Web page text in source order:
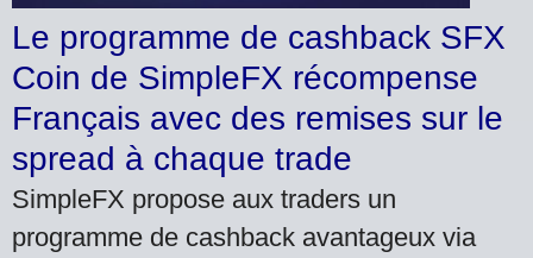
Le programme de cashback SFX
Coin de SimpleFX récompense
Français avec des remises sur le
spread à chaque trade
SimpleFX propose aux traders un
programme de cashback avantageux via